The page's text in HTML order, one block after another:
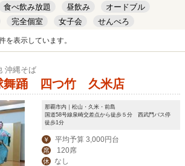
食べ飲み放題 昼飲み
オードブル
完全個室 女子会
せんべろ
デート
表示しています。
沖縄そば
舞踊 四つ竹 久米店
那覇市内｜松山・久米・前島
国道58号線泉崎交差点から徒歩５分 西武門バス停
徒歩1分
￥ 平均予算 3,000円台
席 120席
休 なし